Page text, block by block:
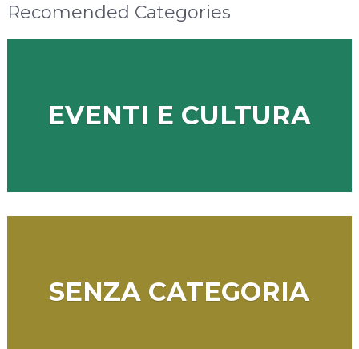
Recomended Categories
EVENTI E CULTURA
SENZA CATEGORIA